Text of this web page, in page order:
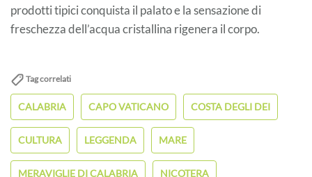
prodotti tipici conquista il palato e la sensazione di
freschezza dell’acqua cristallina rigenera il corpo.
Tag correlati
CALABRIA CAPO VATICANO COSTA DEGLI DEI
CULTURA LEGGENDA MARE
MERAVIGLIE DI CALABRIA NICOTERA